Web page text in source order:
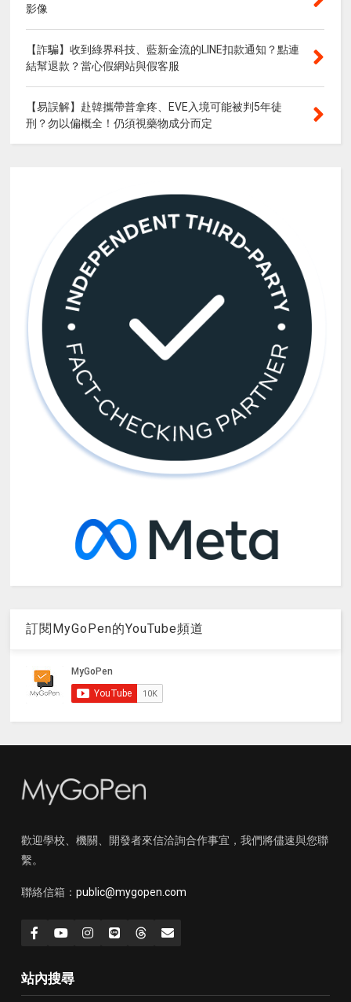
影像
【詐騙】收到綠界科技、藍新金流的LINE扣款通知？點連
結幫退款？當心假網站與假客服
【易誤解】赴韓攜帶普拿疼、EVE入境可能被判5年徒
刑？勿以偏概全！仍須視藥物成分而定
訂閱MyGoPen的YouTube頻道
歡迎學校、機關、開發者來信洽詢合作事宜，我們將儘速與您聯
繫。
聯絡信箱： public@mygopen.com
站內搜尋